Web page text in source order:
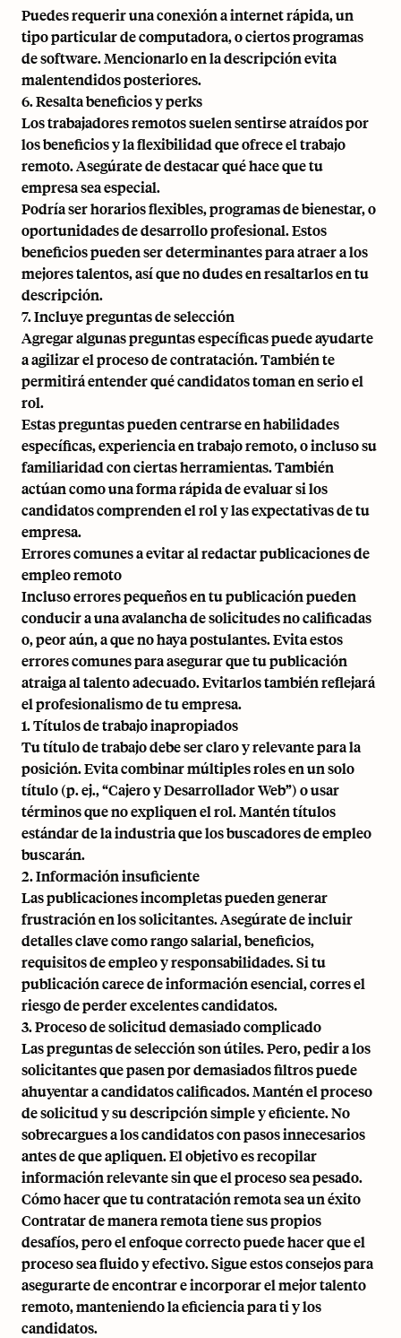
Puedes requerir una conexión a internet rápida, un
tipo particular de computadora, o ciertos programas
de software. Mencionarlo en la descripción evita
malentendidos posteriores.
6. Resalta beneficios y perks
Los trabajadores remotos suelen sentirse atraídos por
los beneficios y la flexibilidad que ofrece el trabajo
remoto. Asegúrate de destacar qué hace que tu
empresa sea especial.
Podría ser horarios flexibles, programas de bienestar, o
oportunidades de desarrollo profesional. Estos
beneficios pueden ser determinantes para atraer a los
mejores talentos, así que no dudes en resaltarlos en tu
descripción.
7. Incluye preguntas de selección
Agregar algunas preguntas específicas puede ayudarte
a agilizar el proceso de contratación. También te
permitirá entender qué candidatos toman en serio el
rol.
Estas preguntas pueden centrarse en habilidades
específicas, experiencia en trabajo remoto, o incluso su
familiaridad con ciertas herramientas. También
actúan como una forma rápida de evaluar si los
candidatos comprenden el rol y las expectativas de tu
empresa.
Errores comunes a evitar al redactar publicaciones de
empleo remoto
Incluso errores pequeños en tu publicación pueden
conducir a una avalancha de solicitudes no calificadas
o, peor aún, a que no haya postulantes. Evita estos
errores comunes para asegurar que tu publicación
atraiga al talento adecuado. Evitarlos también reflejará
el profesionalismo de tu empresa.
1. Títulos de trabajo inapropiados
Tu título de trabajo debe ser claro y relevante para la
posición. Evita combinar múltiples roles en un solo
título (p. ej., “Cajero y Desarrollador Web”) o usar
términos que no expliquen el rol. Mantén títulos
estándar de la industria que los buscadores de empleo
buscarán.
2. Información insuficiente
Las publicaciones incompletas pueden generar
frustración en los solicitantes. Asegúrate de incluir
detalles clave como rango salarial, beneficios,
requisitos de empleo y responsabilidades. Si tu
publicación carece de información esencial, corres el
riesgo de perder excelentes candidatos.
3. Proceso de solicitud demasiado complicado
Las preguntas de selección son útiles. Pero, pedir a los
solicitantes que pasen por demasiados filtros puede
ahuyentar a candidatos calificados. Mantén el proceso
de solicitud y su descripción simple y eficiente. No
sobrecargues a los candidatos con pasos innecesarios
antes de que apliquen. El objetivo es recopilar
información relevante sin que el proceso sea pesado.
Cómo hacer que tu contratación remota sea un éxito
Contratar de manera remota tiene sus propios
desafíos, pero el enfoque correcto puede hacer que el
proceso sea fluido y efectivo. Sigue estos consejos para
asegurarte de encontrar e incorporar el mejor talento
remoto, manteniendo la eficiencia para ti y los
candidatos.